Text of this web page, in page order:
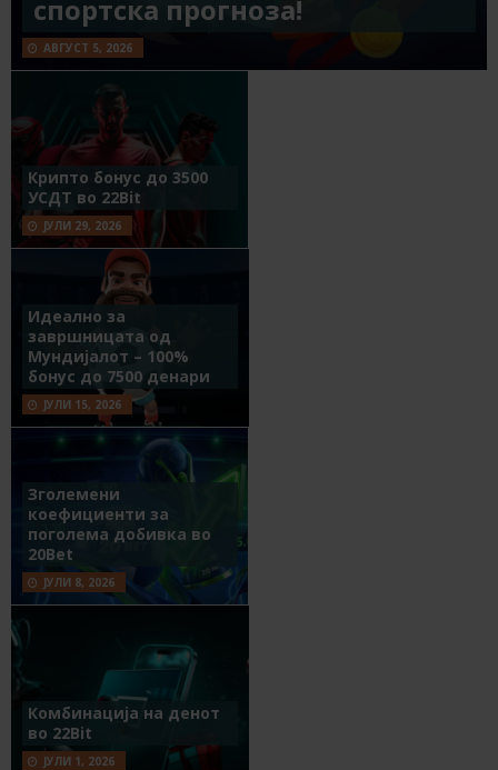
спортска прогноза!
АВГУСТ 5, 2026
Крипто бонус до 3500
УСДТ во 22Bit
ЈУЛИ 29, 2026
Идеално за
завршницата од
Мундијалот – 100%
бонус до 7500 денари
ЈУЛИ 15, 2026
Зголемени
коефициенти за
поголема добивка во
20Bet
ЈУЛИ 8, 2026
Комбинација на денот
во 22Bit
ЈУЛИ 1, 2026